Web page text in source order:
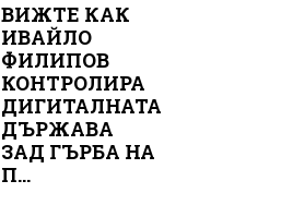
ВИЖТЕ КАК
ИВАЙЛО
ФИЛИПОВ
КОНТРОЛИРА
ДИГИТАЛНАТА
ДЪРЖАВА
ЗАД ГЪРБА НА
П...